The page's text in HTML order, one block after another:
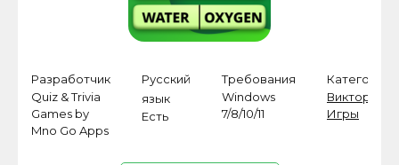
Разработчик
Quiz & Trivia
Games by
Mno Go Apps
Русский
язык
Есть
Требования
Windows
7/8/10/11
Категория
Викторины
Игры